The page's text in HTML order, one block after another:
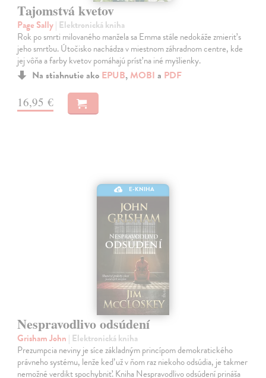
Tajomstvá kvetov
Page Sally| Elektronická kniha
Rok po smrti milovaného manžela sa Emma stále nedokáže zmieriť s
jeho smrťou. Útočisko nachádza v miestnom záhradnom centre, kde
jej vôňa a farby kvetov pomáhajú prísť na iné myšlienky.
Na stiahnutie ako EPUB, MOBI a PDF
16,95 €
E-KNIHA
Nespravodlivo odsúdení
Grisham John | Elektronická kniha
Prezumpcia neviny je síce základným princípom demokratického
právneho systému, lenže keď už v ňom raz niekoho odsúdia, je takmer
nemožné verdikt spochybniť. Kniha Nespravodlivo odsúdení prináša